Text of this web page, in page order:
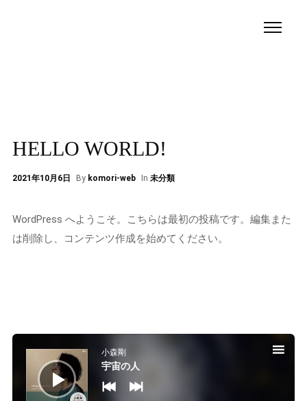
HELLO WORLD!
2021年10月6日 By komori-web In 未分類
WordPress へようこそ。こちらは最初の投稿です。編集また
は削除し、コンテンツ作成を始めてください。
音
小森剛
宇宙の人